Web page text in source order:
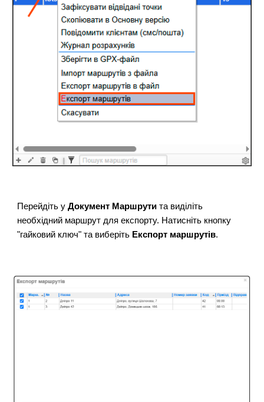
Перейдіть уДокумент Маршрути та виділіть
необхідний маршрут для експорту. Натисніть кнопку
"гайковий ключ" та виберіть Експорт маршрутів.